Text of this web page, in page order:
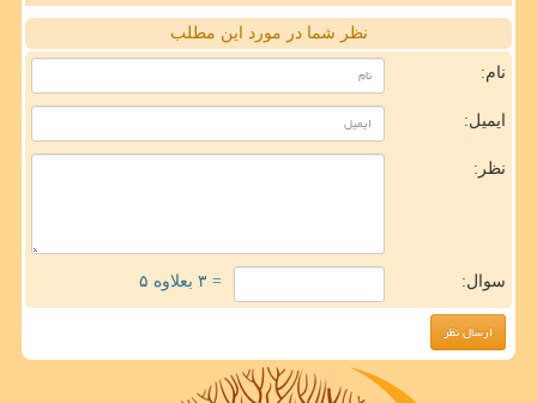
نظر شما در مورد این مطلب
نام:
ایمیل:
نظر:
سوال: = ۳ بعلاوه ۵